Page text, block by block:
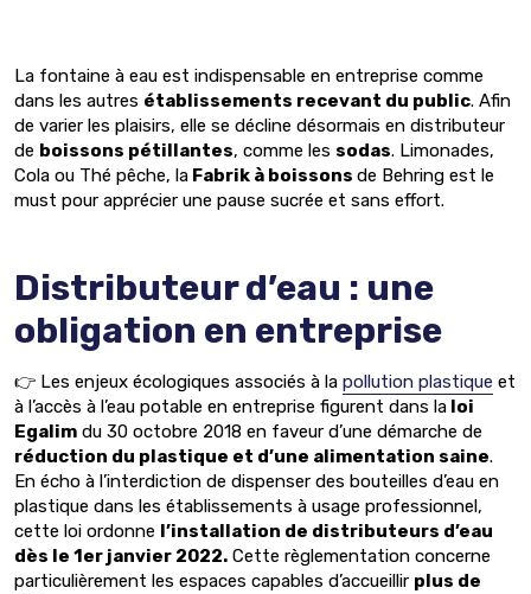
La fontaine à eau est indispensable en entreprise comme
dans les autres établissements recevant du public. Afin
de varier les plaisirs, elle se décline désormais en distributeur
de boissons pétillantes, comme les sodas. Limonades,
Cola ou Thé pêche, la Fabrik à boissons de Behring est le
must pour apprécier une pause sucrée et sans effort.
Distributeur d’eau : une
obligation en entreprise
👉 Les enjeux écologiques associés à la pollution plastique et
à l’accès à l’eau potable en entreprise figurent dans la loi
Egalim du 30 octobre 2018 en faveur d’une démarche de
réduction du plastique et d’une alimentation saine.
En écho à l’interdiction de dispenser des bouteilles d’eau en
plastique dans les établissements à usage professionnel,
cette loi ordonne l’installation de distributeurs d’eau
dès le 1er janvier 2022. Cette règlementation concerne
particulièrement les espaces capables d’accueillir plus de